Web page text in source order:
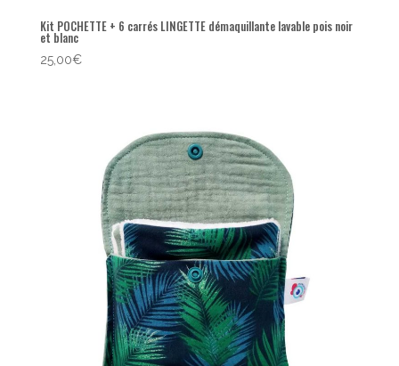
Kit POCHETTE + 6 carrés LINGETTE démaquillante lavable pois noir
et blanc
25,00€